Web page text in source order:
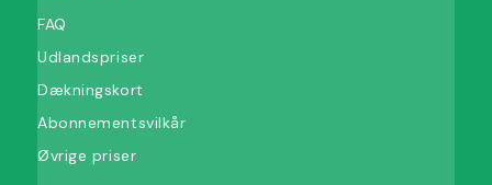
FAQ
Udlandspriser
Dækningskort
Abonnementsvilkår
Øvrige priser